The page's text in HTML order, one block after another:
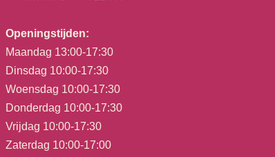
Openingstijden:
Maandag 13:00-17:30
Dinsdag 10:00-17:30
Woensdag 10:00-17:30
Donderdag 10:00-17:30
Vrijdag 10:00-17:30
Zaterdag 10:00-17:00